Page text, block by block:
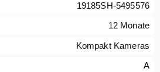
19185SH-5495576
12 Monate
Kompakt Kameras
A